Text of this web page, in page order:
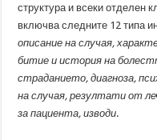
структура и всеки отделен
включва следните 12 типа
описание на случая,
битие и история на
страданието, диагноза,
на случая, резултати от
за пациента, изводи.